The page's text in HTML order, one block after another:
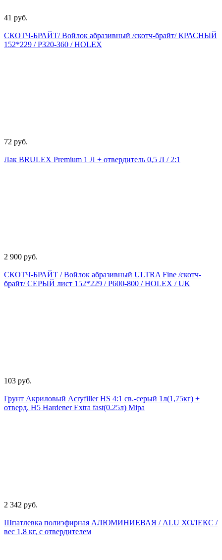
41 руб.
СКОТЧ-БРАЙТ/ Войлок абразивный /скотч-брайт/ КРАСНЫЙ
152*229 / Р320-360 / HOLEX
72 руб.
Лак BRULEX Premium 1 Л + отвердитель 0,5 Л / 2:1
2 900 руб.
СКОТЧ-БРАЙТ / Войлок абразивный ULTRA Fine /скотч-
брайт/ СЕРЫЙ лист 152*229 / Р600-800 / HOLEX / UK
103 руб.
Грунт Акриловый Acryfiller HS 4:1 св.-серый 1л(1,75кг) +
отверд. Н5 Hardener Extra fast(0.25л) Mipa
2 342 руб.
Шпатлевка полиэфирная АЛЮМИНИЕВАЯ / ALU ХОЛЕКС /
вес 1,8 кг, с отвердителем